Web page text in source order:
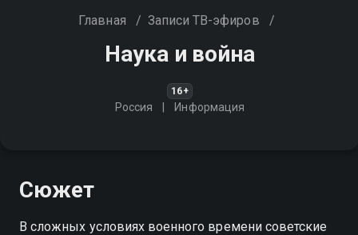
Главная / Записи ТВ-эфиров /
Наука и война
16+
Россия Информация
Сюжет
В сложных условиях военного времени советские